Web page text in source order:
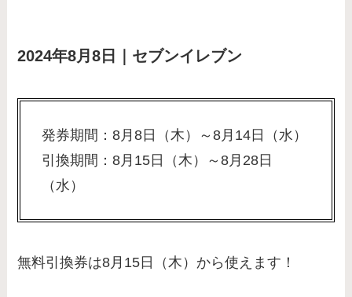
2024年8月8日｜セブンイレブン
発券期間：8月8日（木）～8月14日（水）
引換期間：8月15日（木）～8月28日
（水）
無料引換券は8月15日（木）から使えます！